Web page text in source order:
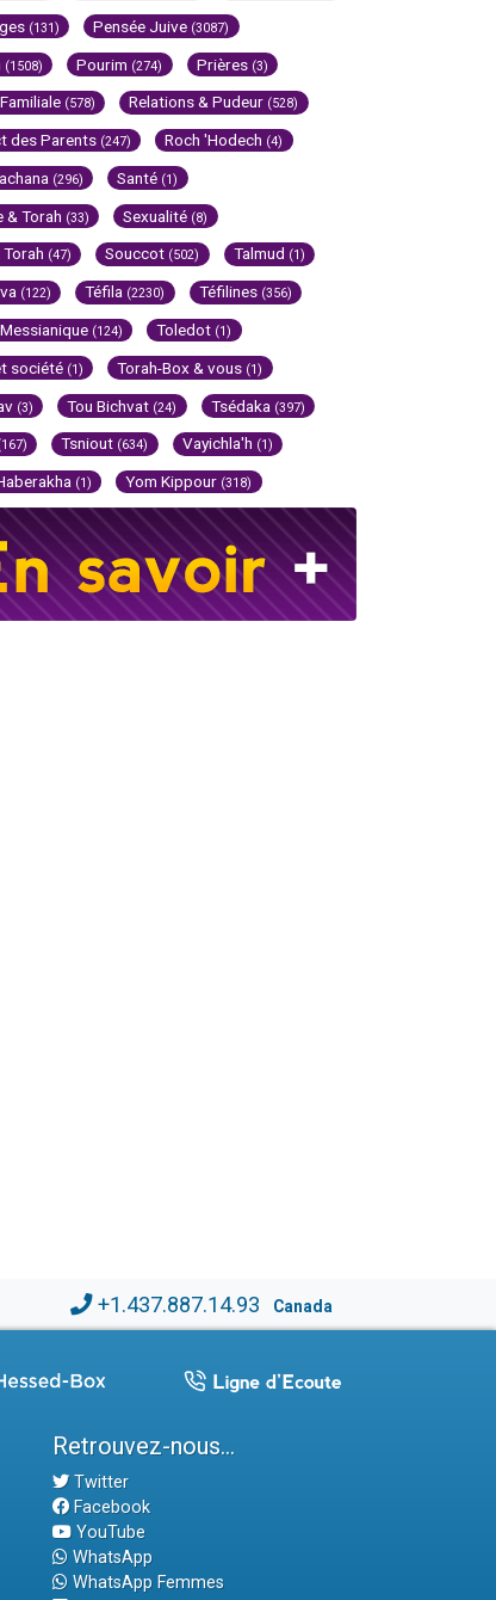
(131) Pensée Juive (3087)
(1508) Pourim (274) Prières (3)
(578) Relations & Pudeur (528)
des Parents (247) Roch 'Hodech (4)
(296) Santé (1)
& Torah (33) Sexualité (8)
(47) Souccot (502) Talmud (1)
(122) Téfila (2230) Téfilines (356)
(124) Toledot (1)
société (1) Torah-Box & vous (1)
(3) Tou Bichvat (24) Tsédaka (397)
Tsniout (634) Vayichla'h (1)
(1) Yom Kippour (318)
+1.437.887.14.93 Canada
Retrouvez-nous...
Twitter
Facebook
YouTube
WhatsApp
WhatsApp Femmes